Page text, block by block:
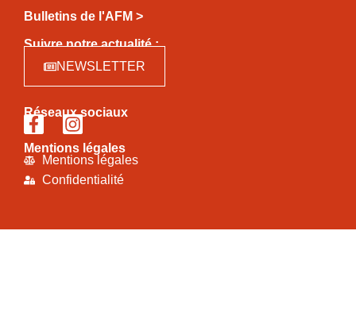
Bulletins de l'AFM >
Suivre notre actualité :
NEWSLETTER
Réseaux sociaux
Mentions légales
Mentions légales
Confidentialité